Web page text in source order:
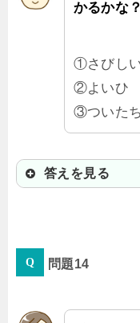
かるかな
①さびし
②よいひ
③ついたち
答えを見る
問題14